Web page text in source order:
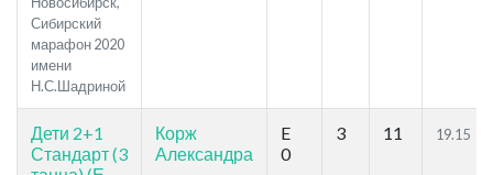
Сибирский
марафон 2020
имени
Н.С.Шадриной
Дети 2+1
Стандарт (3
Корж
Александра
E
0
3 11 19.15